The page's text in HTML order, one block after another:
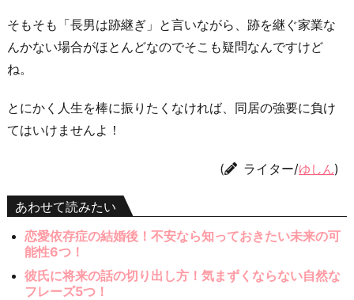
そもそも「長男は跡継ぎ」と言いながら、跡を継ぐ家業な
んかない場合がほとんどなのでそこも疑問なんですけど
ね。
とにかく人生を棒に振りたくなければ、同居の強要に負け
てはいけませんよ！
( ライター/ゆしん)
あわせて読みたい
恋愛依存症の結婚後！不安なら知っておきたい未来の可
能性6つ！
彼氏に将来の話の切り出し方！気まずくならない自然な
フレーズ5つ！